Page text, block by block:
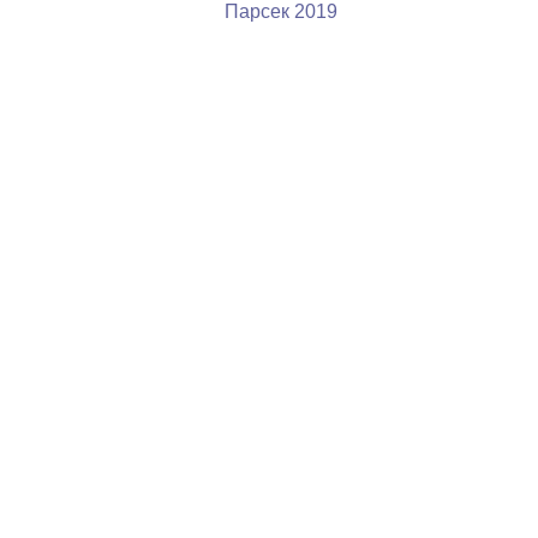
Парсек 2019